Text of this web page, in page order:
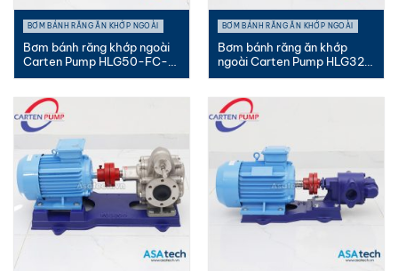
BƠM BÁNH RĂNG ĂN KHỚP NGOÀI
Bơm bánh răng khớp ngoài
Carten Pump HLG50-FC-
MC |...
BƠM BÁNH RĂNG ĂN KHỚP NGOÀI
Bơm bánh răng ăn khớp
ngoài Carten Pump HLG32-
SUS-...